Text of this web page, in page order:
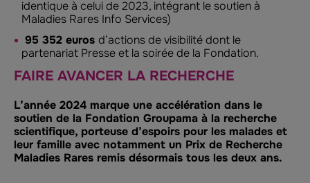
identique à celui de 2023, intégrant le soutien à
Maladies Rares Info Services)
95 352 eurosd’actions de visibilité dont le
partenariat Presse et la soirée de la Fondation.
FAIRE AVANCER LA RECHERCHE
L’année 2024 marque une accélération dans le
soutien de la Fondation Groupama à la recherche
scientifique, porteuse d’espoirs pour les malades et
leur famille avec notamment un Prix de Recherche
Maladies Rares remis désormais tous les deux ans.